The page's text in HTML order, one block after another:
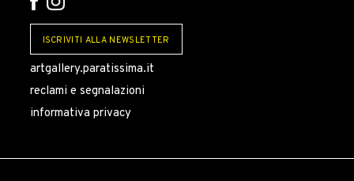
ISCRIVITI ALLA NEWSLETTER
artgallery.paratissima.it
reclami e segnalazioni
informativa privacy